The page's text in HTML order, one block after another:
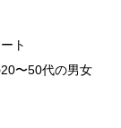
ト
〜50代の男女